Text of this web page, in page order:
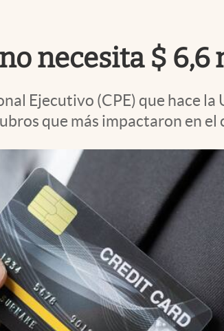
necesita $
Ejecutivo (CPE) que hace
que más impactaron en el